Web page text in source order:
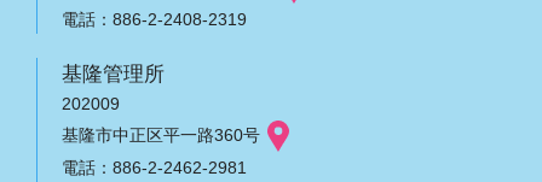
電話：886-2-2408-2319
基隆管理所
202009
基隆市中正区平一路360号
電話：886-2-2462-2981